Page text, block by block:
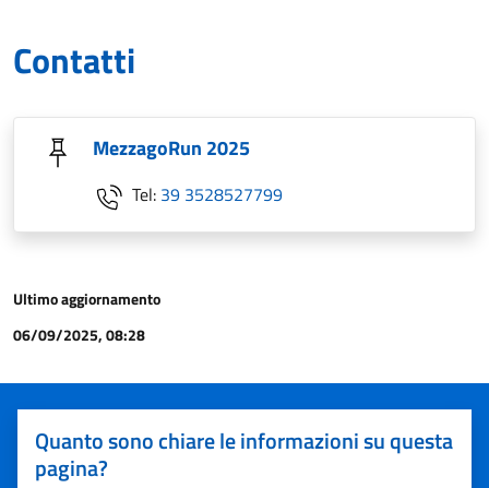
Contatti
MezzagoRun 2025
Tel: 39 3528527799
Ultimo aggiornamento
06/09/2025, 08:28
Quanto sono chiare le informazioni su questa
pagina?